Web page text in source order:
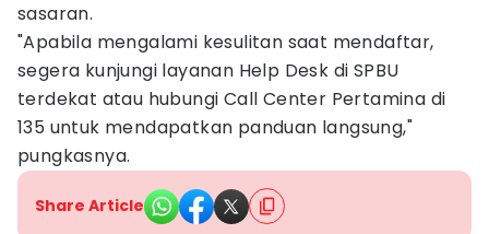
sasaran.
"Apabila mengalami kesulitan saat mendaftar,
segera kunjungi layanan Help Desk di SPBU
terdekat atau hubungi Call Center Pertamina di
135 untuk mendapatkan panduan langsung,"
pungkasnya.
Share Article